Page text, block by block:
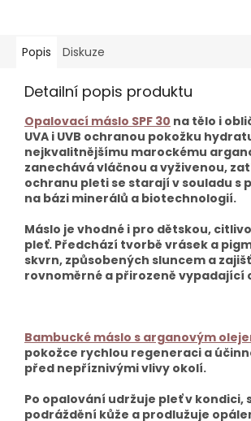
Popis Diskuze
Detailní popis produktu
Opalovací máslo SPF 30 na tělo i
UVA i UVB ochranou pokožku
nejkvalitnějšímu marockému
zanechává vláčnou a vyživenou,
ochranu pleti se starají v souladu s
na bázi minerálů a biotechnologií.
Máslo je vhodné i pro dětskou,
pleť. Předchází tvorbě vrásek a
skvrn, způsobených sluncem a
rovnoměrné a přirozeně vypadající
Bambucké máslo s arganovým
pokožce rychlou regeneraci a
před nepříznivými vlivy okolí.
Po opalování udržuje pleť v kondici,
podráždění kůže a prodlužuje